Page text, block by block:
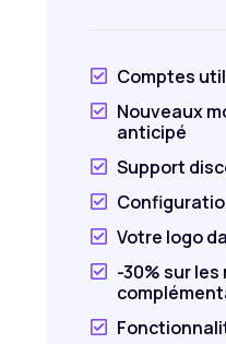
 Comptes

Nouveaux
anticipé
 Support

 Votre logo

-30% sur les
